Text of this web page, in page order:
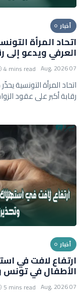
أخبار
اتحاد المرأة
العرفي ويدعو إلى
07 Aug, 2026
4 mins read
اتحاد المرأة التونسية
رقابة أكبر على عقود
أخبار
ارتفاع لافت في
الأطفال في تونس
07 Aug, 2026
5 mins read